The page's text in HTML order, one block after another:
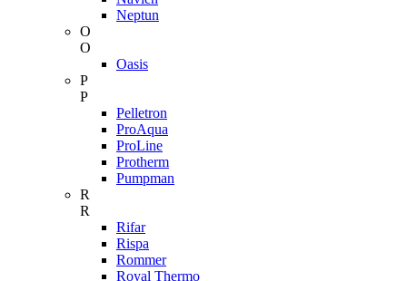
Neptun
O
O
Oasis
P
P
Pelletron
ProAqua
ProLine
Protherm
Pumpman
R
R
Rifar
Rispa
Rommer
Royal Thermo